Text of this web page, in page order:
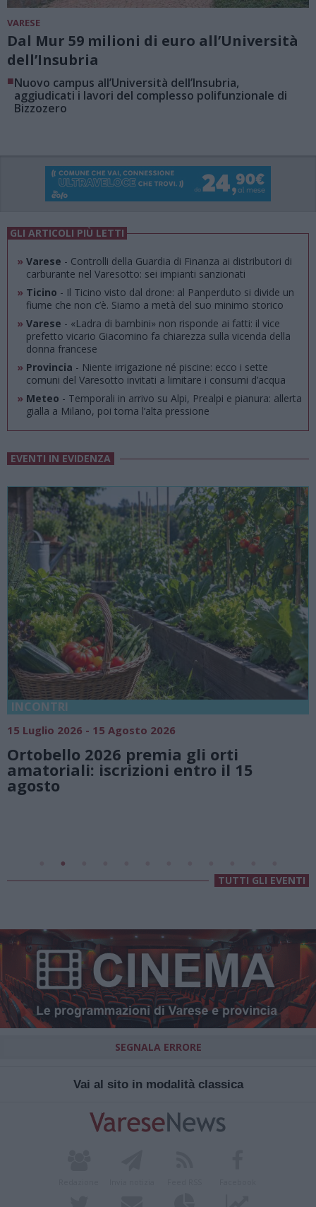
VARESE
Dal Mur 59 milioni di euro all’Università
dell’Insubria
■Nuovo campus all’Università dell’Insubria,
aggiudicati i lavori del complesso polifunzionale di
Bizzozero
GLI ARTICOLI PIÙ LETTI
» Varese - Controlli della Guardia di Finanza ai distributori di
carburante nel Varesotto: sei impianti sanzionati
» Ticino - Il Ticino visto dal drone: al Panperduto si divide un
fiume che non c’è. Siamo a metà del suo minimo storico
» Varese - «Ladra di bambini» non risponde ai fatti: il vice
prefetto vicario Giacomino fa chiarezza sulla vicenda della
donna francese
» Provincia - Niente irrigazione né piscine: ecco i sette
comuni del Varesotto invitati a limitare i consumi d’acqua
» Meteo - Temporali in arrivo su Alpi, Prealpi e pianura: allerta
gialla a Milano, poi torna l’alta pressione
EVENTI IN EVIDENZA
18 Luglio 2026 - 15 Agosto 2026
Vivi l’estate a Villa Fogazzaro Roi. Tra
natura e atmosfere senza tempo sul
Lago di Lugano
Valsolda
TUTTI GLI EVENTI
SEGNALA ERRORE
Vai al sito in modalità classica